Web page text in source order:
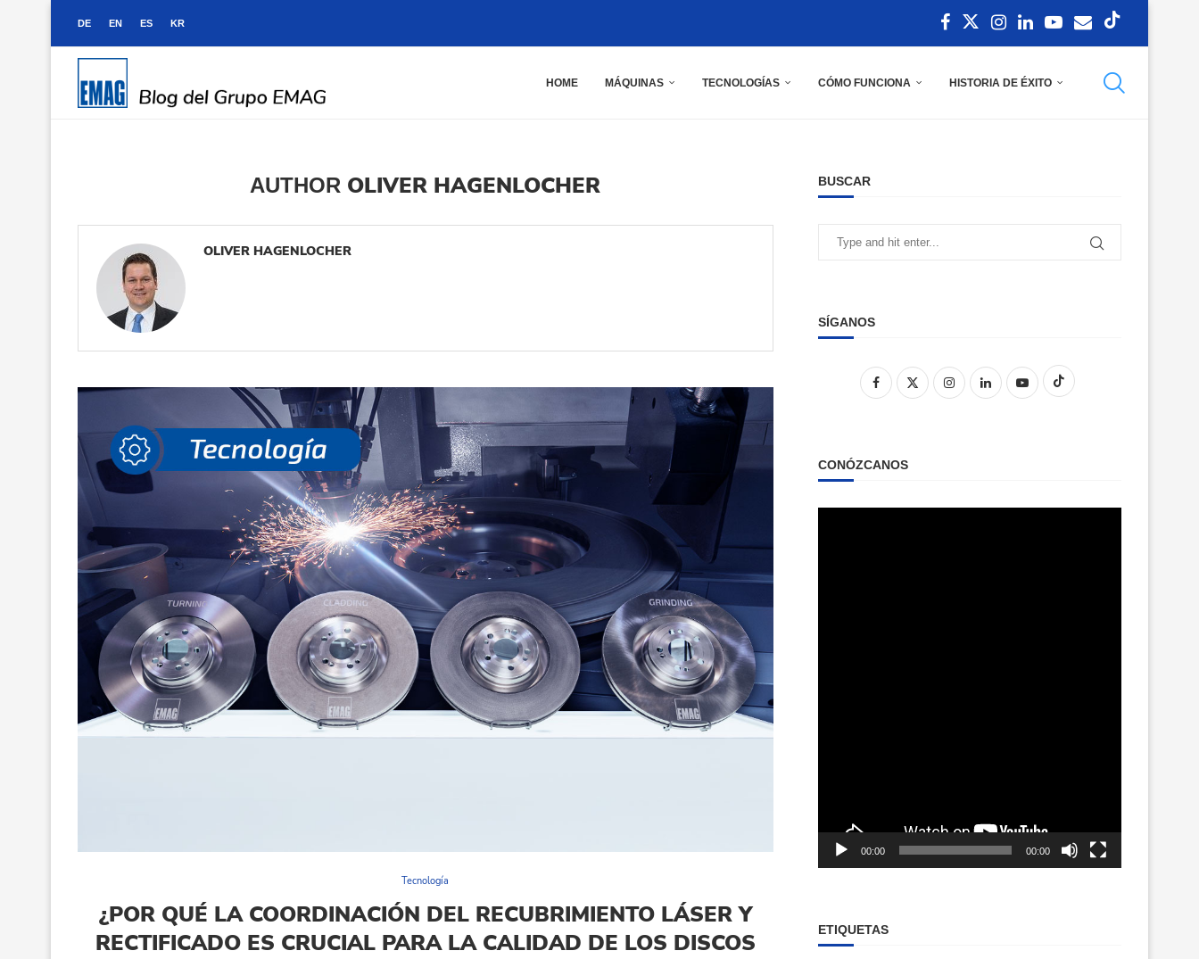
DE EN ES KR
HOME MÁQUINAS TECNOLOGÍAS CÓMO FUNCIONA HISTORIA DE ÉXITO
AUTHOR OLIVER HAGENLOCHER
OLIVER HAGENLOCHER
Tecnología
¿POR QUÉ LA COORDINACIÓN DEL RECUBRIMIENTO LÁSER Y
RECTIFICADO ES CRUCIAL PARA LA CALIDAD DE LOS DISCOS
BUSCAR
SÍGANOS
CONÓZCANOS
00:00 00:00
ETIQUETAS